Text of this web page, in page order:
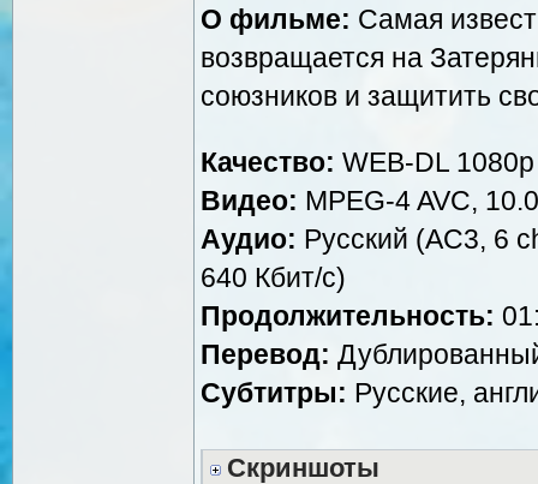
О фильме: Самая
возвращается на
союзников и защитить
Качество: WEB-DL 1080p
Видео: MPEG-4 AVC,
Аудио: Русский (AC3, 6
640 Кбит/с)
Продолжительность:
Перевод:
Субтитры: Русские,
Скриншоты